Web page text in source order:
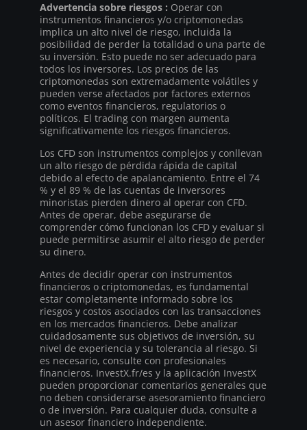
Advertencia sobre riesgos : Operar con
instrumentos financieros y/o criptomonedas
implica un alto nivel de riesgo, incluida la
posibilidad de perder la totalidad o una parte de
su inversión. Esto puede no ser adecuado para
todos los inversores. Los precios de las
criptomonedas son extremadamente volátiles y
pueden verse afectados por factores externos
como eventos financieros, regulatorios o
políticos. El trading con margen aumenta
significativamente los riesgos financieros.
Los CFD son instrumentos complejos y conllevan
un alto riesgo de pérdida rápida de capital
debido al efecto de apalancamiento. Entre el 74
% y el 89 % de las cuentas de inversores
minoristas pierden dinero al operar con CFD.
Antes de operar, debe asegurarse de
comprender cómo funcionan los CFD y evaluar si
puede permitirse asumir el alto riesgo de perder
su dinero.
Antes de decidir operar con instrumentos
financieros o criptomonedas, es fundamental
estar completamente informado sobre los
riesgos y costos asociados con las transacciones
en los mercados financieros. Debe analizar
cuidadosamente sus objetivos de inversión, su
nivel de experiencia y su tolerancia al riesgo. Si
es necesario, consulte con profesionales
financieros. InvestX.fr/es y la aplicación InvestX
pueden proporcionar comentarios generales que
no deben considerarse asesoramiento financiero
o de inversión. Para cualquier duda, consulte a
un asesor financiero independiente.